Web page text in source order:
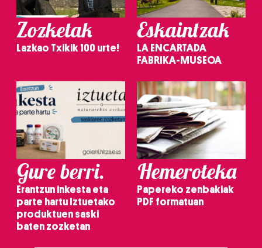
Zozketak
Lazkao Txikik 100 urte!
Eskaintzak
LA ENCARTADA
FABRIKA-MUSEOA
Gure berri.
Erantzun inkesta eta
parte hartu Iztuetako
produktuen saski
baten zozketan
Hemeroteka
Papereko zenbakiak
PDF formatuan